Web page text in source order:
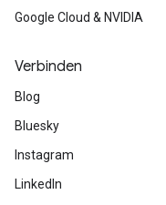
Google Cloud & NVIDIA
Verbinden
Blog
Bluesky
Instagram
LinkedIn